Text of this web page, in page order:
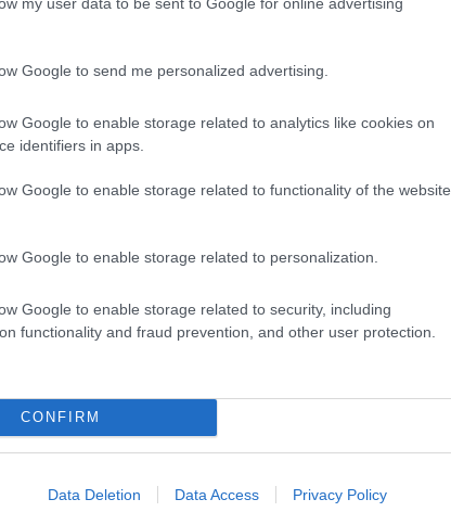
Google to send me personalized advertising.
Google to enable storage related to analytics like cookies on
identifiers in apps.
Google to enable storage related to functionality of the website
Google to enable storage related to personalization.
Google to enable storage related to security, including
functionality and fraud prevention, and other user protection.
CONFIRM
Data Deletion Data Access Privacy Policy
Πάνω από 1.000 δημιουργοί,
«join» στη Λάρισα
JOIST Innovation Park στη Λάρισα
«spawnαρε» το gaming community της
Ελλάδας
Our Network|08.09.2025 21:00
που ΟΛΟΙ λατρέψαμε
Μην κάνεις πως δεν θυμάσαι...